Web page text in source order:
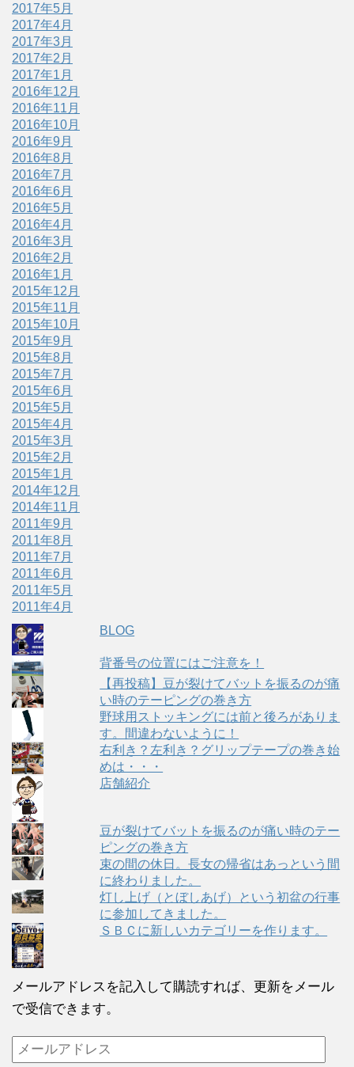
2017年5月
2017年4月
2017年3月
2017年2月
2017年1月
2016年12月
2016年11月
2016年10月
2016年9月
2016年8月
2016年7月
2016年6月
2016年5月
2016年4月
2016年3月
2016年2月
2016年1月
2015年12月
2015年11月
2015年10月
2015年9月
2015年8月
2015年7月
2015年6月
2015年5月
2015年4月
2015年3月
2015年2月
2015年1月
2014年12月
2014年11月
2011年9月
2011年8月
2011年7月
2011年6月
2011年5月
2011年4月
BLOG
背番号の位置にはご注意を！
【再投稿】豆が裂けてバットを振るのが痛
い時のテーピングの巻き方
野球用ストッキングには前と後ろがありま
す。間違わないように！
右利き？左利き？グリップテープの巻き始
めは・・・
店舗紹介
豆が裂けてバットを振るのが痛い時のテー
ピングの巻き方
束の間の休日。長女の帰省はあっという間
に終わりました。
灯し上げ（とぼしあげ）という初盆の行事
に参加してきました。
ＳＢＣに新しいカテゴリーを作ります。
メールアドレスを記入して購読すれば、更新をメール
で受信できます。